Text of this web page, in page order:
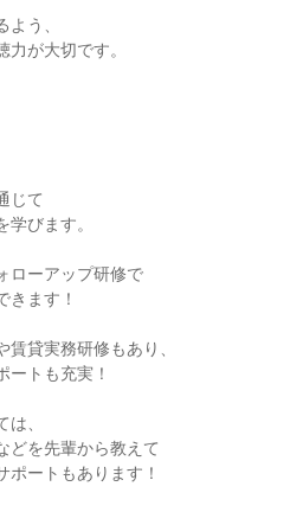
う、
が大切です。
じて
びます。
ローアップ研修で
きます！
貸実務研修もあり、
ートも充実！
、
どを先輩から教えて
ポートもあります！